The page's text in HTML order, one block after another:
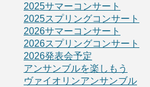
2025サマーコンサート
2025スプリングコンサート
2026サマーコンサート
2026スプリングコンサート
2026発表会予定
アンサンブルを楽しもう
ヴァイオリンアンサンブル